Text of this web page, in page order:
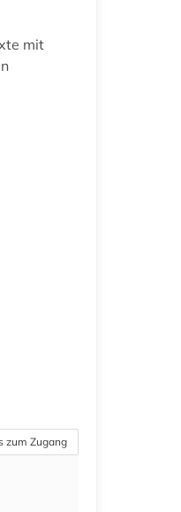
mit
zum Zugang